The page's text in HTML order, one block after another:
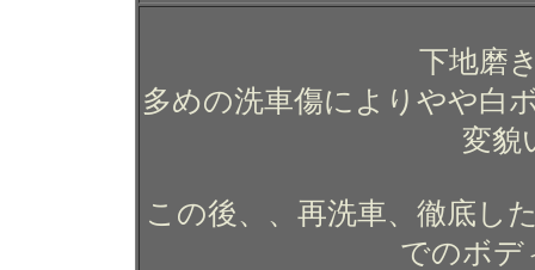
下地磨
多めの洗車傷によりやや白
変貌
この後、、再洗車、徹底し
でのボデ